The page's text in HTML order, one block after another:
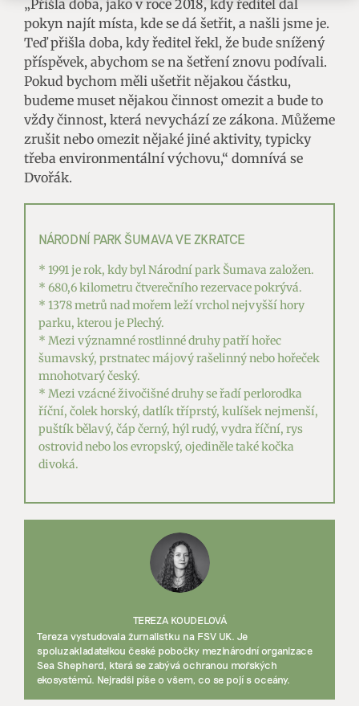
„Přišla doba, jako v roce 2018, kdy ředitel dal
pokyn najít místa, kde se dá šetřit, a našli jsme je.
Teď přišla doba, kdy ředitel řekl, že bude snížený
příspěvek, abychom se na šetření znovu podívali.
Pokud bychom měli ušetřit nějakou částku,
budeme muset nějakou činnost omezit a bude to
vždy činnost, která nevychází ze zákona. Můžeme
zrušit nebo omezit nějaké jiné aktivity, typicky
třeba environmentální výchovu,“ domnívá se
Dvořák.
NÁRODNÍ PARK ŠUMAVA VE ZKRATCE
* 1991 je rok, kdy byl Národní park Šumava založen.
* 680,6 kilometru čtverečního rezervace pokrývá.
* 1378 metrů nad mořem leží vrchol nejvyšší hory
parku, kterou je Plechý.
* Mezi významné rostlinné druhy patří hořec
šumavský, prstnatec májový rašelinný nebo hořeček
mnohotvarý český.
* Mezi vzácné živočišné druhy se řadí perlorodka
říční, čolek horský, datlík tříprstý, kulíšek nejmenší,
puštík bělavý, čáp černý, hýl rudý, vydra říční, rys
ostrovid nebo los evropský, ojediněle také kočka
divoká.
TEREZA KOUDELOVÁ
Tereza vystudovala žurnalistku na FSV UK. Je
spoluzakladatelkou české pobočky mezinárodní organizace
Sea Shepherd, která se zabývá ochranou mořských
ekosystémů. Nejradši píše o všem, co se pojí s oceány.